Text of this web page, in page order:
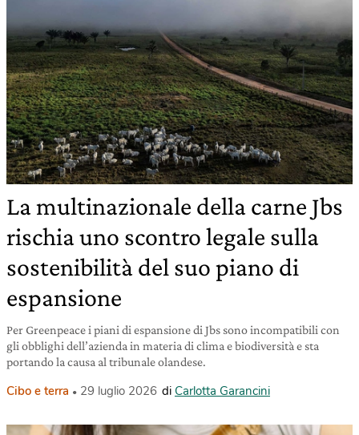
La multinazionale della carne Jbs
rischia uno scontro legale sulla
sostenibilità del suo piano di
espansione
Per Greenpeace i piani di espansione di Jbs sono incompatibili con
gli obblighi dell’azienda in materia di clima e biodiversità e sta
portando la causa al tribunale olandese.
Cibo e terra 29 luglio 2026 di Carlotta Garancini